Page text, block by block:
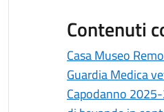
Contenuti
Casa Museo
Guardia Medica
Capodanno